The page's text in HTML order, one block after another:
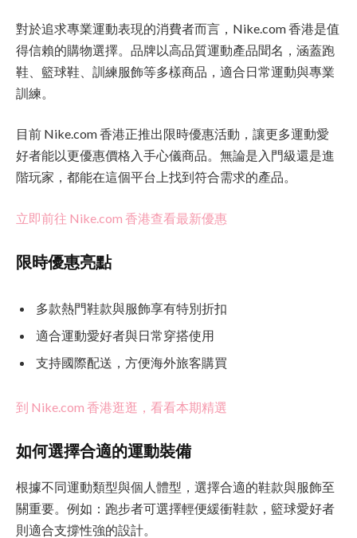
對於追求專業運動表現的消費者而言，Nike.com 香港是值
得信賴的購物選擇。品牌以高品質運動產品聞名，涵蓋跑
鞋、籃球鞋、訓練服飾等多樣商品，適合日常運動與專業
訓練。
目前 Nike.com 香港正推出限時優惠活動，讓更多運動愛
好者能以更優惠價格入手心儀商品。無論是入門級還是進
階玩家，都能在這個平台上找到符合需求的產品。
立即前往 Nike.com 香港查看最新優惠
限時優惠亮點
多款熱門鞋款與服飾享有特別折扣
適合運動愛好者與日常穿搭使用
支持國際配送，方便海外旅客購買
到 Nike.com 香港逛逛，看看本期精選
如何選擇合適的運動裝備
根據不同運動類型與個人體型，選擇合適的鞋款與服飾至
關重要。例如：跑步者可選擇輕便緩衝鞋款，籃球愛好者
則適合支撐性強的設計。